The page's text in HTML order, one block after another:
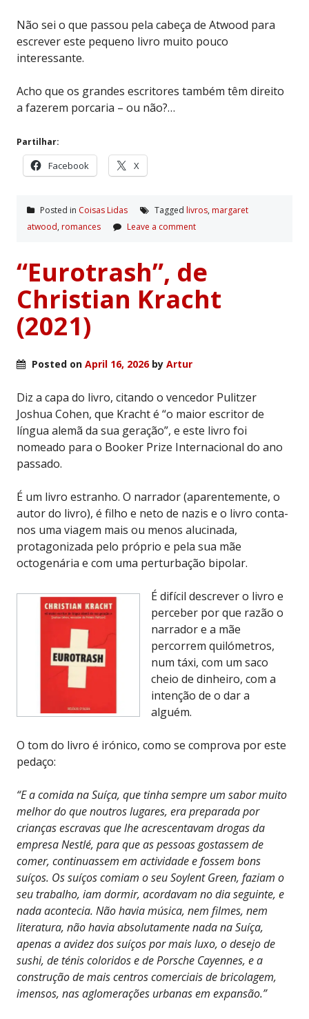
Não sei o que passou pela cabeça de Atwood para
escrever este pequeno livro muito pouco
interessante.
Acho que os grandes escritores também têm direito
a fazerem porcaria – ou não?…
Partilhar:
Facebook X
Posted in Coisas Lidas Tagged livros, margaret
atwood, romances Leave a comment
“Eurotrash”, de
Christian Kracht
(2021)
Posted on April 16, 2026by Artur
Diz a capa do livro, citando o vencedor Pulitzer
Joshua Cohen, que Kracht é “o maior escritor de
língua alemã da sua geração”, e este livro foi
nomeado para o Booker Prize Internacional do ano
passado.
É um livro estranho. O narrador (aparentemente, o
autor do livro), é filho e neto de nazis e o livro conta-
nos uma viagem mais ou menos alucinada,
protagonizada pelo próprio e pela sua mãe
octogenária e com uma perturbação bipolar.
É difícil descrever o livro e
perceber por que razão o
narrador e a mãe
percorrem quilómetros,
num táxi, com um saco
cheio de dinheiro, com a
intenção de o dar a
alguém.
O tom do livro é irónico, como se comprova por este
pedaço:
“E a comida na Suíça, que tinha sempre um sabor muito
melhor do que noutros lugares, era preparada por
crianças escravas que lhe acrescentavam drogas da
empresa Nestlé, para que as pessoas gostassem de
comer, continuassem em actividade e fossem bons
suíços. Os suíços comiam o seu Soylent Green, faziam o
seu trabalho, iam dormir, acordavam no dia seguinte, e
nada acontecia. Não havia música, nem filmes, nem
literatura, não havia absolutamente nada na Suíça,
apenas a avidez dos suíços por mais luxo, o desejo de
sushi, de ténis coloridos e de Porsche Cayennes, e a
construção de mais centros comerciais de bricolagem,
imensos, nas aglomerações urbanas em expansão.”